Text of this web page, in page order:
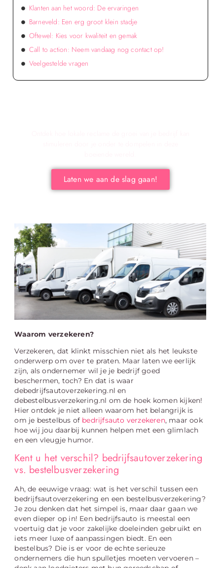
Waarom verzekeren?
Verzekeren, dat klinkt misschien niet als het leukste
onderwerp om over te praten. Maar laten we eerlijk
zijn, als ondernemer wil je je bedrijf goed
beschermen, toch? En dat is waar
debedrijfsautoverzekering.nl en
debestelbusverzekering.nl om de hoek komen kijken!
Hier ontdek je niet alleen waarom het belangrijk is
om je bestelbus of bedrijfsauto verzekeren, maar ook
hoe wij jou daarbij kunnen helpen met een glimlach
en een vleugje humor.
Kent u het verschil? bedrijfsautoverzekering
vs. bestelbusverzekering
Ah, de eeuwige vraag: wat is het verschil tussen een
bedrijfsautoverzekering en een bestelbusverzekering?
Je zou denken dat het simpel is, maar daar gaan we
even dieper op in! Een bedrijfsauto is meestal een
voertuig dat je voor zakelijke doeleinden gebruikt en
iets meer luxe of aanpassingen biedt. En een
bestelbus? Die is er voor de echte serieuze
ondernemers die hun spulletjes moeten vervoeren –
Klanten aan het woord: De ervaringen
Barneveld: Een erg groot klein stadje
Oftewel: Kies voor kwaliteit en gemak
Call to action: Neem vandaag nog contact op!
Veelgestelde vragen
Laten we aan de slag gaan!